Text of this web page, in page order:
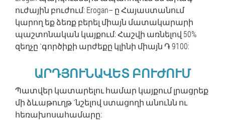
ուժային բուժում: Erogan– ը Հայաստանում
կարող եք ձեռք բերել միայն մատակարարի
պաշտոնական կայքում: Հաշվի առնելով 50%
զեղչը `գործիքի արժեքը կլինի միայն ֏ 9100:
ԱՐԴՅՈՒՆԱՎԵՏ ԲՈՒԺՈՒՄ
Պատվեր կատարելու համար կայքում լրացրեք
մի ձևաթուղթ `նշելով ստացողի անունն ու
հեռախոսահամարը: